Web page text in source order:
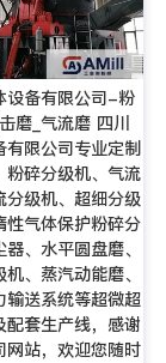
设备有限公司-粉
磨_气流磨 四川
有限公司专业定制
粉碎分级机、气流
分级机、超细分级
性气体保护粉碎分
、水平圆盘磨、
、蒸汽动能磨、
输送系统等超微超
配套生产线，感谢
网站，欢迎您随时